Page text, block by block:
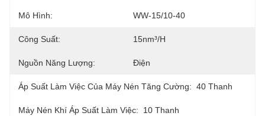
Mô Hình: WW-15/10-40
Công Suất: 15nm³/h
Nguồn Năng Lượng: Điện
Áp Suất Làm Việc Của Máy Nén Tăng Cường: 40 Thanh
Máy Nén Khí Áp Suất Làm Việc: 10 Thanh